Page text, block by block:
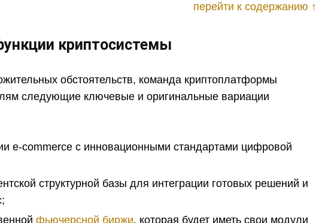
перейти к содержанию ↑
криптосистемы
обстоятельств, команда криптоплатформы
следующие ключевые и оригинальные вариации
e-commerce с инновационными стандартами цифровой
структурной базы для интеграции готовых решений и
фьючерсной биржи, которая будет иметь свои модули